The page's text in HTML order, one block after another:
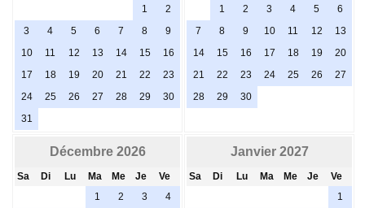
1
2
3
4 5 6 7 8
9
10
11 12 13 14 15
16
17
18 19 20 21 22
23
24
25 26 27 28 29
30
31
1
2 3 4 5
6
7
8 9 10 11 12
13
14
15 16 17 18 19
20
21
22 23 24 25 26
27
28
29 30
Décembre 2026
Sa Di Lu Ma Me Je
Ve
1
2 3
4
Janvier 2027
Sa Di Lu Ma Me Je
Ve
1